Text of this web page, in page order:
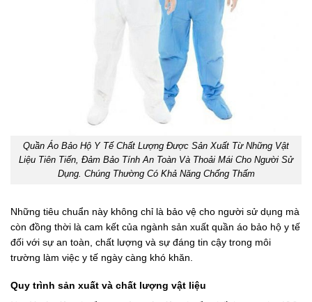
Quần Áo Bảo Hộ Y Tế Chất Lượng Được Sản Xuất Từ Những Vật
Liệu Tiên Tiến, Đảm Bảo Tính An Toàn Và Thoải Mái Cho Người Sử
Dụng. Chúng Thường Có Khả Năng Chống Thấm
Những tiêu chuẩn này không chỉ là bảo vệ cho người sử dụng mà
còn đồng thời là cam kết của ngành sản xuất quần áo bảo hộ y tế
đối với sự an toàn, chất lượng và sự đáng tin cậy trong môi
trường làm việc y tế ngày càng khó khăn.
Quy trình sản xuất và chất lượng vật liệu